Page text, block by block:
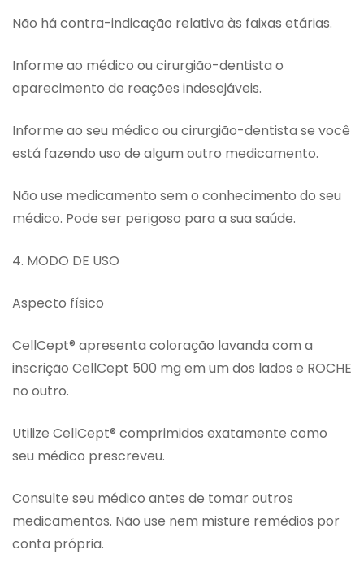
Não há contra-indicação relativa às faixas etárias.
Informe ao médico ou cirurgião-dentista o
aparecimento de reações indesejáveis.
Informe ao seu médico ou cirurgião-dentista se você
está fazendo uso de algum outro medicamento.
Não use medicamento sem o conhecimento do seu
médico. Pode ser perigoso para a sua saúde.
4. MODO DE USO
Aspecto físico
CellCept® apresenta coloração lavanda com a
inscrição CellCept 500 mg em um dos lados e ROCHE
no outro.
Utilize CellCept® comprimidos exatamente como
seu médico prescreveu.
Consulte seu médico antes de tomar outros
medicamentos. Não use nem misture remédios por
conta própria.